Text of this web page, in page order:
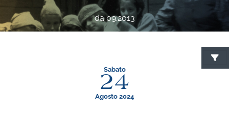
da 09.2013
Sabato
24
Agosto 2024